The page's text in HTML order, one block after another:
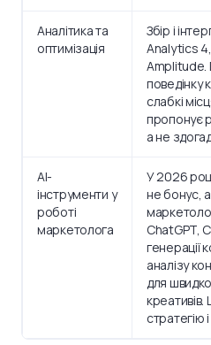
Аналітика та
оптимізація
Збір і
Analytics
Amplitude.
поведінку
слабкі
пропонує
а не
AI-
інструменти у
роботі
маркетолога
У 2026
не бонус,
ChatGPT,
генерації
аналізу
для
креативів.
стратегію